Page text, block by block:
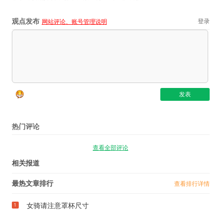
观点发布 网站评论、账号管理说明 登录
热门评论
查看全部评论
相关报道
最热文章排行 查看排行详情
1 女骑请注意罩杯尺寸